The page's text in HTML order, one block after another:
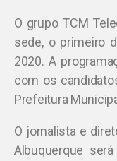
O grupo TCM
sede, o primeiro
2020. A
com os
Prefeitura
O jornalista e
Albuquerque